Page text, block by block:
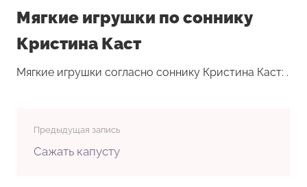
Мягкие игрушки по соннику
Кристина Каст
Мягкие игрушки согласно соннику Кристина Каст: .
Предыдущая запись
Сажать капусту